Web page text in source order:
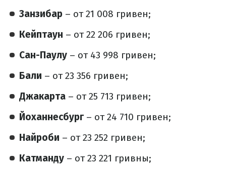
Занзибар – от 21 008 гривен;
Кейптаун – от 22 206 гривен;
Сан-Паулу – от 43 998 гривен;
Бали – от 23 356 гривен;
Джакарта – от 25 713 гривен;
Йоханнесбург– от 24 710 гривен;
Найроби – от 23 252 гривен;
Катманду – от 23 221 гривны;